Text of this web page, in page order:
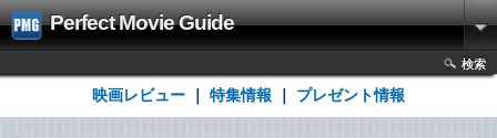
Perfect Movie Guide
検索
映画レビュー 特集情報 プレゼント情報